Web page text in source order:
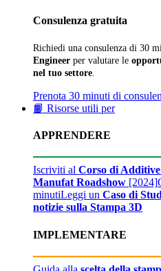
Consulenza gratuita
Richiedi una consulenza di 30
Engineer per valutare le
nel tuo settore
Prenota 30 minuti di
📙 Risorse utili per
APPRENDERE
Iscriviti al Corso di
Manufat Roadshow [2024]
minutiLeggi un Caso di
notizie sulla Stampa 3D
IMPLEMENTARE